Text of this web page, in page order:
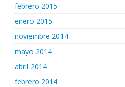
febrero 2015
enero 2015
noviembre 2014
mayo 2014
abril 2014
febrero 2014